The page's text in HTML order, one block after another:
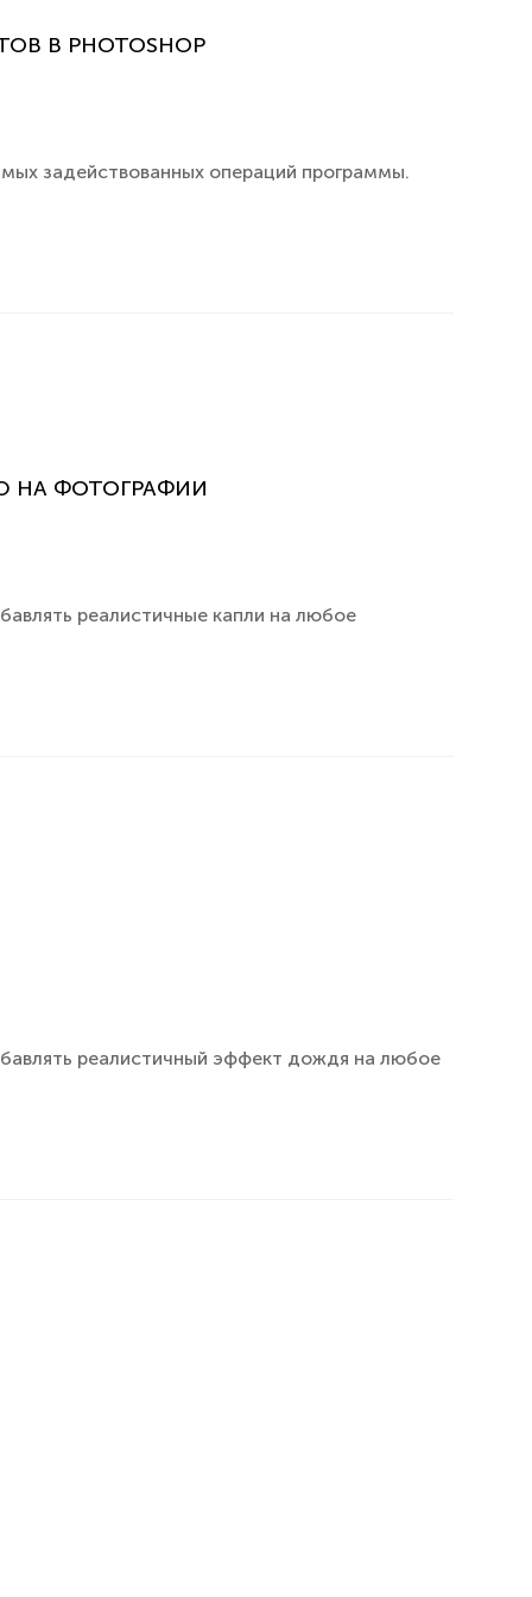
В PHOTOSHOP
задействованных операций программы.
НА ФОТОГРАФИИ
реалистичные капли на любое
реалистичный эффект дождя на любое